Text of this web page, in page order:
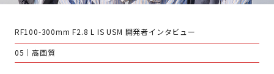
RF100-300mm F2.8 L IS USM 開発者インタビュー
05｜高画質